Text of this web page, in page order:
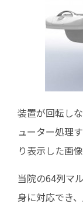
装置が回転し
ューター処理
り表示した画
当院の64列マ
身に対応でき